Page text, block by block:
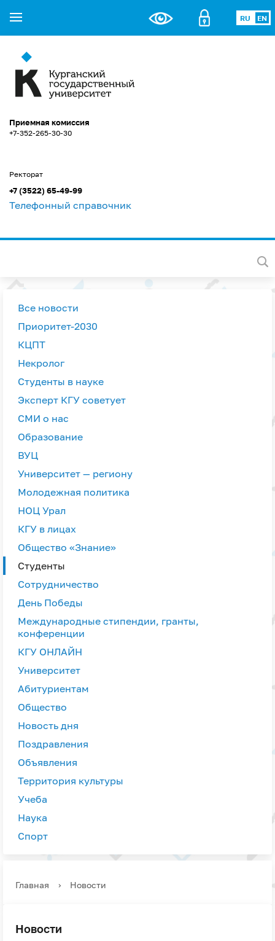
RU EN
Приемная комиссия
+7-352-265-30-30
Ректорат
+7 (3522) 65-49-99
Телефонный справочник
Все новости
Приоритет-2030
КЦПТ
Некролог
Студенты в науке
Эксперт КГУ советует
СМИ о нас
Образование
ВУЦ
Университет — региону
Молодежная политика
НОЦ Урал
КГУ в лицах
Общество «Знание»
Студенты
Сотрудничество
День Победы
Международные стипендии, гранты,
конференции
КГУ ОНЛАЙН
Университет
Абитуриентам
Общество
Новость дня
Поздравления
Объявления
Территория культуры
Учеба
Наука
Спорт
Главная › Новости
Новости